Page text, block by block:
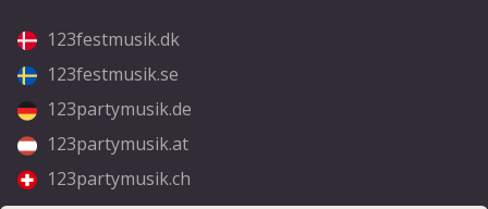
123festmusik.dk
123festmusik.se
123partymusik.de
123partymusik.at
123partymusik.ch